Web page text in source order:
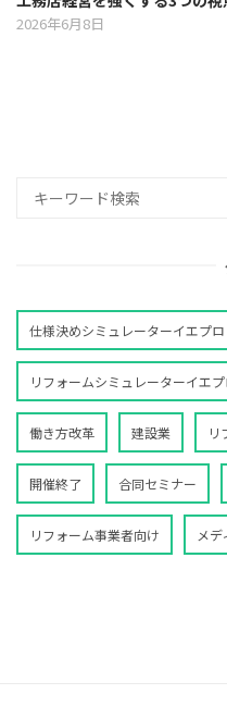
2026年6月8日
仕様決めシミュレーターイエプロ
リフォームシミュレーターイエプ
働き方改革 建設業 リ
開催終了 合同セミナー
リフォーム事業者向け メデ